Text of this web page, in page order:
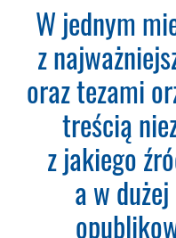
Adres e-mail:
Nazwa Firmy:
W jednym
z
oraz tezami
treścią
z jakiego
a w